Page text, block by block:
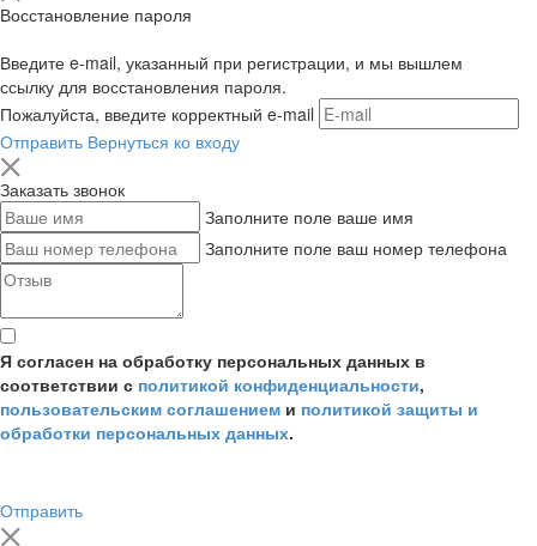
Восстановление пароля
Введите e-mail, указанный при регистрации, и мы вышлем
ссылку для восстановления пароля.
Пожалуйста, введите корректный e-mail
Отправить Вернуться ко входу
Заказать звонок
Заполните поле ваше имя
Заполните поле ваш номер телефона
Я согласен на обработку персональных данных в
соответствии с политикой конфиденциальности,
пользовательским соглашением и политикой защиты и
обработки персональных данных.
Отправить